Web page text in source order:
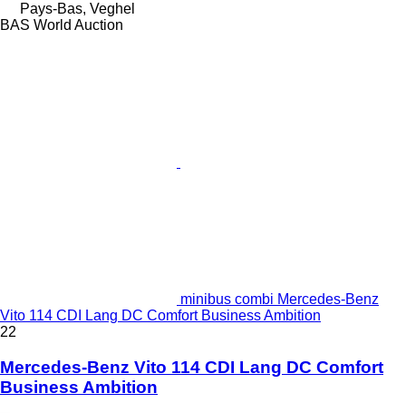
Pays-Bas, Veghel
BAS World Auction
minibus combi Mercedes-Benz
Vito 114 CDI Lang DC Comfort Business Ambition
22
Mercedes-Benz Vito 114 CDI Lang DC Comfort
Business Ambition